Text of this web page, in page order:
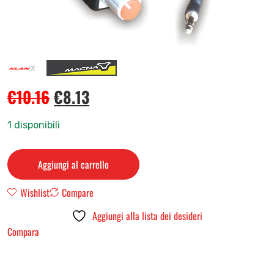
€10.16€8.13
1 disponibili
Aggiungi al carrello
Wishlist
Compare
Aggiungi alla lista dei desideri
Compara